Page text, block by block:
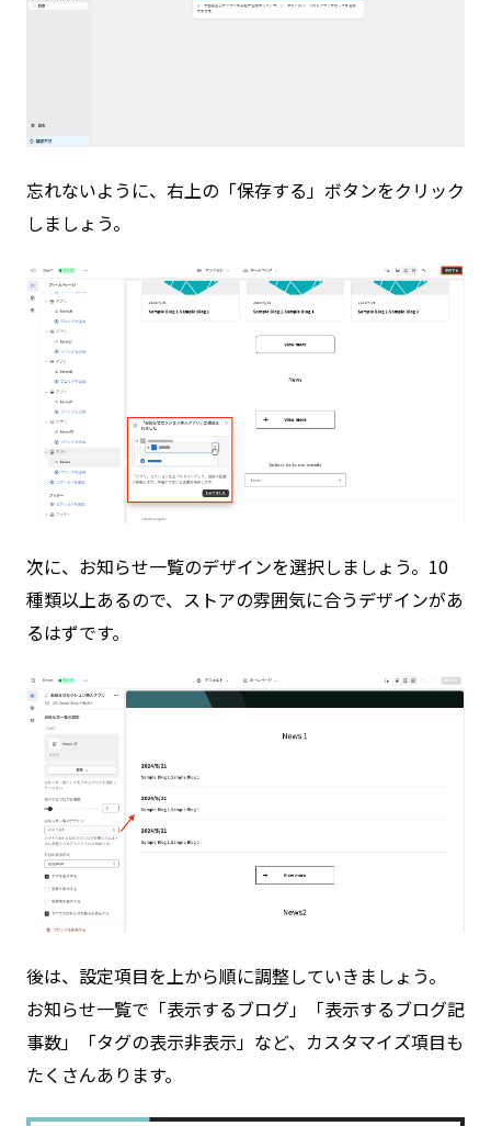
忘れないように、右上の「保存する」ボタンをクリック
しましょう。
次に、お知らせ一覧のデザインを選択しましょう。10
種類以上あるので、ストアの雰囲気に合うデザインがあ
るはずです。
後は、設定項目を上から順に調整していきましょう。
お知らせ一覧で「表示するブログ」「表示するブログ記
事数」「タグの表示非表示」など、カスタマイズ項目も
たくさんあります。